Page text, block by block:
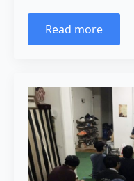
Read more